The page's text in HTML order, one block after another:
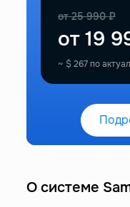
от25 990₽
от19
~ $ 267по
О системе